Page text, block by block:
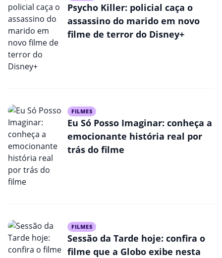
Psycho Killer: policial caça o
assassino do marido em novo
filme de terror do Disney+
FILMES
Eu Só Posso Imaginar: conheça a
emocionante história real por
trás do filme
FILMES
Sessão da Tarde hoje: confira o
filme que a Globo exibe nesta